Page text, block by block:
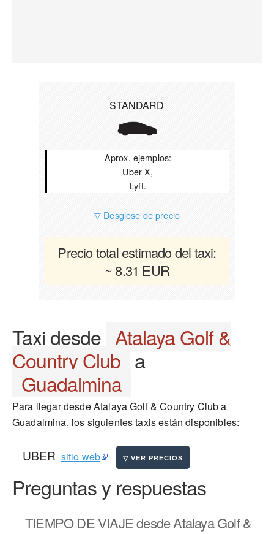
STANDARD
Aprox. ejemplos:
Uber X,
Lyft.
▽ Desglose de precio
Precio total estimado del taxi:
~ 8.31 EUR
Taxi desde Atalaya Golf &
Country Club a
Guadalmina
Para llegar desde Atalaya Golf & Country Club a
Guadalmina, los siguientes taxis están disponibles:
UBER sitio web
Preguntas y respuestas
TIEMPO DE VIAJEdesde Atalaya Golf &